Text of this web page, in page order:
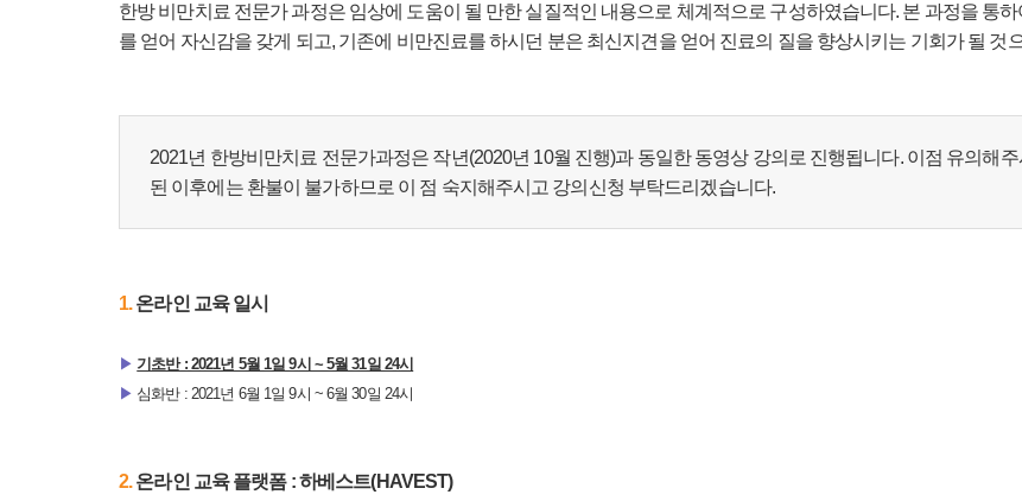
한방 비만치료 전문가 과정은 임상에 도움이 될 만한 실질적인 내용으로 체계적으로 구성하였습니다. 본 과정을 통
를 얻어 자신감을 갖게 되고, 기존에 비만진료를 하시던 분은 최신지견을 얻어 진료의 질을 향상시키는 기회가 될 것
​2021년 한방비만치료 전문가과정은 작년(2020년 10월 진행)과 동일한 동영상 강의로 진행됩니다. 이점 유의해
된 이후에는 환불이 불가하므로 이 점 숙지해주시고 강의신청 부탁드리겠습니다.
1.​온라인 교육 일시
▶ 기초반 : 2021년 5월 1일 9시 ~ 5월 31일 24시
▶ 심화반 : 2021년 6월 1일 9시 ~ 6월 30일 24시
2.​온라인 교육 플랫폼 : 하베스트(HAVEST)